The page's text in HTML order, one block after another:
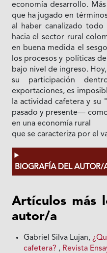
economía desarrollo.
que ha jugado en
al haber canalizado
hacia el sector rural
en buena medida el
los procesos y políticas
bajo nivel de ingreso.
su participación
exportaciones, es
Ia actividad cafetera y
pasado y presente—
en una economía rural
que se caracteriza por el
BIOGRAFÍA DEL AUTOR/
Artículos más
autor/a
Gabriel Silva Lujan,
cafetera? , Revista